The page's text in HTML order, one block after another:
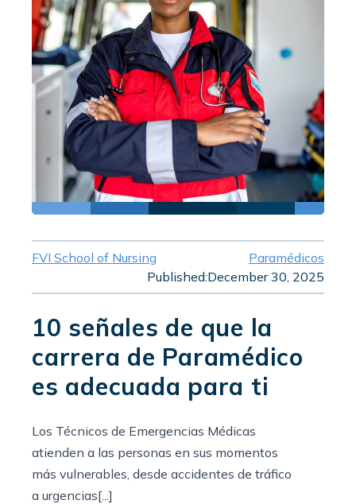
FVI School of Nursing
Paramédicos
Published:December 30, 2025
10 señales de que la
carrera de Paramédico
es adecuada para ti
Los Técnicos de Emergencias Médicas
atienden a las personas en sus momentos
más vulnerables, desde accidentes de tráfico
a urgencias[...]